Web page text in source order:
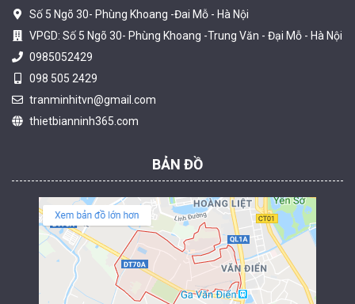
Camera tích hợp đầu báo nhiệt 4MP Hikfire HF-VH 243
2.350.000 đ
Số 5 Ngõ 30- Phùng Khoang -Đai Mỗ - Hà Nội
VPGD: Số 5 Ngõ 30- Phùng Khoang -Trung Văn - Đại Mỗ - Hà Nội
0985052429
098 505 2429
tranminhitvn@gmail.com
thietbianninh365.com
BẢN ĐỒ